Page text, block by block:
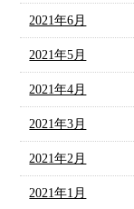
2021年6月
2021年5月
2021年4月
2021年3月
2021年2月
2021年1月